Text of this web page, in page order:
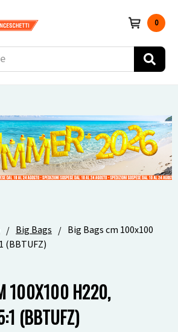
0
Big Bags
Big Bags cm 100x100
(BBTUFZ)
100X100 H220,
(BBTUFZ)